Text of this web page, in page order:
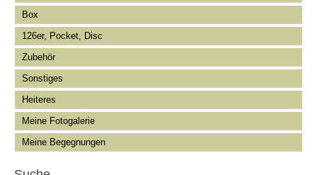
Box
126er, Pocket, Disc
Zubehör
Sonstiges
Heiteres
Meine Fotogalerie
Meine Begegnungen